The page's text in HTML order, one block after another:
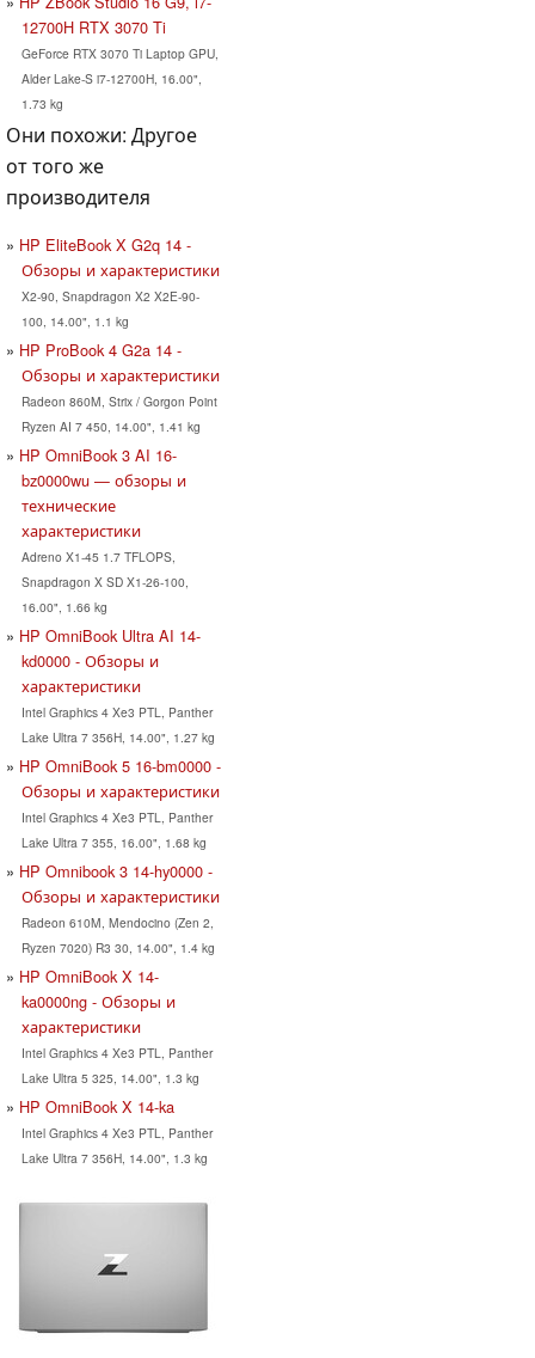
12700H RTX 3070 Ti
GeForce RTX 3070 Ti Laptop GPU,
Alder Lake-S i7-12700H, 16.00",
1.73 kg
Они похожи: Другое
от того же
производителя
HP EliteBook X G2q 14 -
Обзоры и характеристики
X2-90, Snapdragon X2 X2E-90-
100, 14.00", 1.1 kg
HP ProBook 4 G2a 14 -
Обзоры и характеристики
Radeon 860M, Strix / Gorgon Point
Ryzen AI 7 450, 14.00", 1.41 kg
HP OmniBook 3 AI 16-
bz0000wu — обзоры и
технические
характеристики
Adreno X1-45 1.7 TFLOPS,
Snapdragon X SD X1-26-100,
16.00", 1.66 kg
HP OmniBook Ultra AI 14-
kd0000 - Обзоры и
характеристики
Intel Graphics 4 Xe3 PTL, Panther
Lake Ultra 7 356H, 14.00", 1.27 kg
HP OmniBook 5 16-bm0000 -
Обзоры и характеристики
Intel Graphics 4 Xe3 PTL, Panther
Lake Ultra 7 355, 16.00", 1.68 kg
HP Omnibook 3 14-hy0000 -
Обзоры и характеристики
Radeon 610M, Mendocino (Zen 2,
Ryzen 7020) R3 30, 14.00", 1.4 kg
HP OmniBook X 14-
ka0000ng - Обзоры и
характеристики
Intel Graphics 4 Xe3 PTL, Panther
Lake Ultra 5 325, 14.00", 1.3 kg
HP OmniBook X 14-ka
Intel Graphics 4 Xe3 PTL, Panther
Lake Ultra 7 356H, 14.00", 1.3 kg